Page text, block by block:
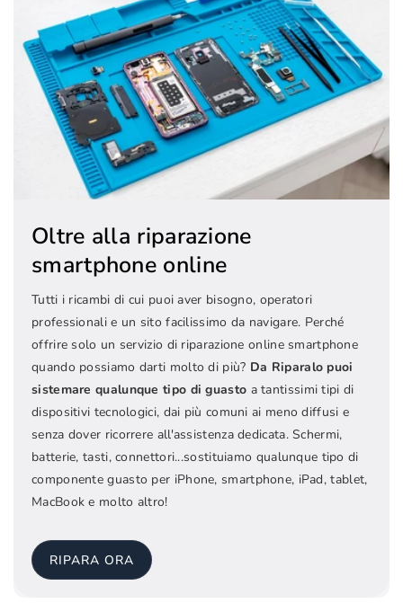
Oltre alla riparazione
smartphone online
Tutti i ricambi di cui puoi aver bisogno, operatori
professionali e un sito facilissimo da navigare. Perché
offrire solo un servizio di riparazione online smartphone
quando possiamo darti molto di più? Da Riparalo puoi
sistemare qualunque tipo di guasto a tantissimi tipi di
dispositivi tecnologici, dai più comuni ai meno diffusi e
senza dover ricorrere all'assistenza dedicata. Schermi,
batterie, tasti, connettori...sostituiamo qualunque tipo di
componente guasto per iPhone, smartphone, iPad, tablet,
MacBook e molto altro!
RIPARA ORA